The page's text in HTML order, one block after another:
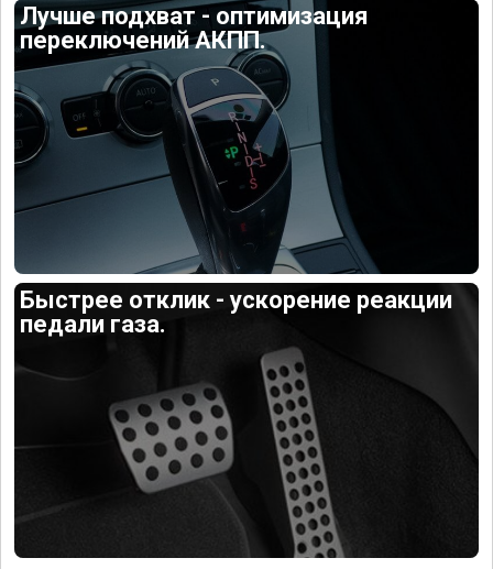
Лучше подхват - оптимизация
переключений АКПП.
Быстрее отклик - ускорение реакции
педали газа.